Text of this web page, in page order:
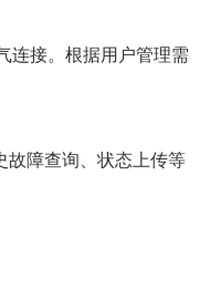
连接。根据用户管理需
故障查询、状态上传等